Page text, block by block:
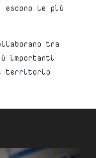
le più
tra
importanti
territorio